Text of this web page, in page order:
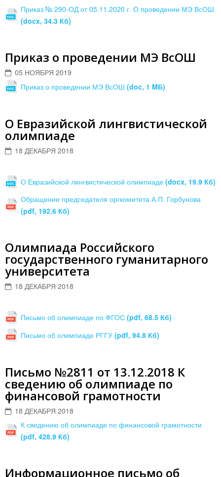
Приказ № 290-ОД от 05.11.2020 г. О проведении МЭ ВсОШ
(docx, 34.3 Кб)
Приказ о проведении МЭ ВсОШ
05 НОЯБРЯ 2019
Приказ о проведении МЭ ВсОШ (doc, 1 MБ)
О Евразийской лингвистической
олимпиаде
18 ДЕКАБРЯ 2018
О Евразийской лингвистической олимпиаде (docx, 19.9 Кб)
Обращение председателя оргкомитета А.П. Горбунова
(pdf, 192.6 Кб)
Олимпиада Российского
государственного гуманитарного
университета
18 ДЕКАБРЯ 2018
Письмо об олимпиаде по ФГОС (pdf, 68.5 Кб)
Письмо об олимпиаде РГГУ (pdf, 94.8 Кб)
Письмо №2811 от 13.12.2018 К
сведению об олимпиаде по
финансовой грамотности
18 ДЕКАБРЯ 2018
К сведению об олимпиаде по финансовой грамотности
(pdf, 428.9 Кб)
Информационное письмо об